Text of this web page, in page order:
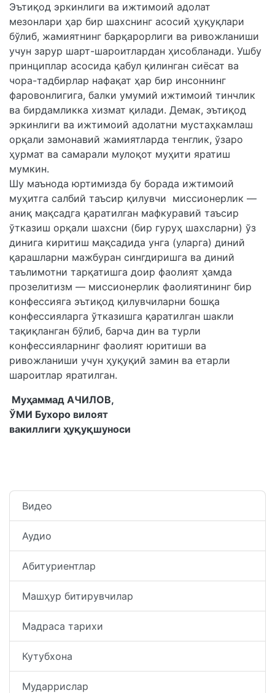
Эътиқод эркинлиги ва ижтимоий адолат
мезонлари ҳар бир шахснинг асосий ҳуқуқлари
бўлиб, жамиятнинг барқарорлиги ва ривожланиши
учун зарур шарт-шароитлардан ҳисобланади. Ушбу
принциплар асосида қабул қилинган сиёсат ва
чора-тадбирлар нафақат ҳар бир инсоннинг
фаровонлигига, балки умумий ижтимоий тинчлик
ва бирдамликка хизмат қилади. Демак, эътиқод
эркинлиги ва ижтимоий адолатни мустаҳкамлаш
орқали замонавий жамиятларда тенглик, ўзаро
ҳурмат ва самарали мулоқот муҳити яратиш
мумкин.
Шу маънода юртимизда бу борада ижтимоий
муҳитга салбий таъсир қилувчи миссионерлик —
аниқ мақсадга қаратилган мафкуравий таъсир
ўтказиш орқали шахсни (бир гуруҳ шахсларни) ўз
динига киритиш мақсадида унга (уларга) диний
қарашларни мажбуран сингдиришга ва диний
таълимотни тарқатишга доир фаолият ҳамда
прозелитизм — миссионерлик фаолиятининг бир
конфессияга эътиқод қилувчиларни бошқа
конфессияларга ўтказишга қаратилган шакли
тақиқланган бўлиб, барча дин ва турли
конфессияларнинг фаолият юритиши ва
ривожланиши учун ҳуқуқий замин ва етарли
шароитлар яратилган.
Муҳаммад АЧИЛОВ,
ЎМИ Бухоро вилоят
вакиллиги ҳуқуқшуноси
Видео
Аудио
Абитуриентлар
Машҳур битирувчилар
Мадраса тарихи
Кутубхона
Мударрислар